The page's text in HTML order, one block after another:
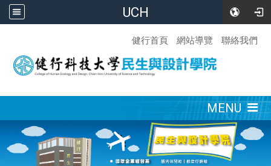
UCH
健行首頁 網站導覽 聯絡我們
MENU